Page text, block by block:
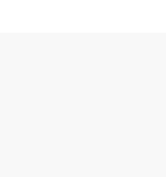
마를 돌려받을 수 있을지 막막해지더라고요. 저도